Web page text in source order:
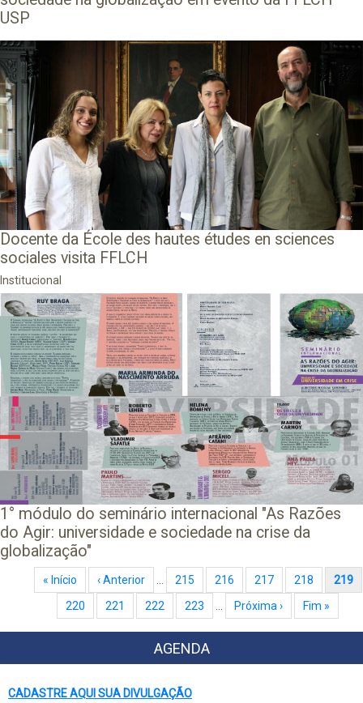
USP
Docente da École des hautes études en sciences
sociales visita FFLCH
Institucional
1° módulo do seminário internacional "As Razões
do Agir: universidade e sociedade na crise da
globalização"
Paginação
Primeira página
« Início Página anterior
‹ Anterior Page
215 Page
216 Page
217 Page
218 Página atual
219
Page
220 Page
221 Page
222 Page
223 Próxima página
Próxima › Última página
Fim »
AGENDA
CADASTRE AQUI SUA DIVULGAÇÃO